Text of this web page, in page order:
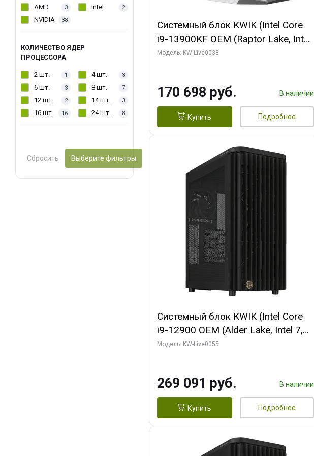
AMD 3 Intel 2
NVIDIA 38
КОЛИЧЕСТВО ЯДЕР
ПРОЦЕССОРА
2 шт. 1 4 шт. 3
6 шт. 3 8 шт. 7
12 шт. 2 14 шт. 3
16 шт. 16 24 шт. 8
Сбросить Выберите фильтры
Системный блок KWIK (Intel Core
i9-13900KF OEM (Raptor Lake, Intel
7, C24 16EC/8P/ 32 ГБ ОЗУ (2
2xDP 2/ 960 ГБ SSD)
Модель: KW-Live0038
170 698 руб. В наличии
Купить Подробнее
Системный блок KWIK (Intel Core
i9-12900 OEM (Alder Lake, Intel 7,
C16 8EC/8PC/T2/ 64 ГБ ОЗУ (2
HDMI/ 1 ТБ SSD)
Модель: KW-Live0055
269 091 руб. В наличии
Купить Подробнее